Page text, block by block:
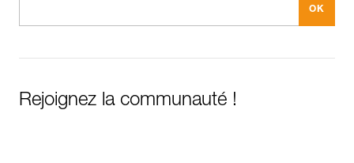
Rejoignez la communauté !